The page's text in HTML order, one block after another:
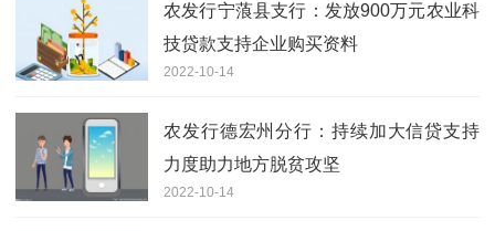
农发行宁蒗县支行：发放900万元农业科
技贷款支持企业购买资料
2022-10-14
农发行德宏州分行：持续加大信贷支持
力度助力地方脱贫攻坚
2022-10-14